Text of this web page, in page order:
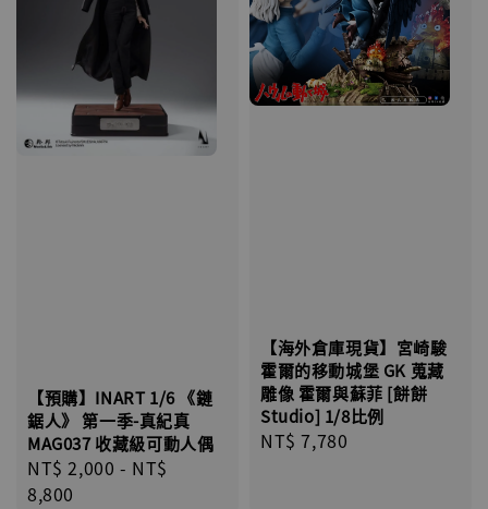
【預購】INART 1/6 《鏈
鋸人》 第一季-真紀真
MAG037 收藏級可動人偶
Regular
price
NT$ 2,000 - NT$
8,800
【海外倉庫現貨】宮崎駿
霍爾的移動城堡 GK 蒐藏
雕像 霍爾與蘇菲 [餅餅
Studio] 1/8比例
Regular
NT$ 7,780